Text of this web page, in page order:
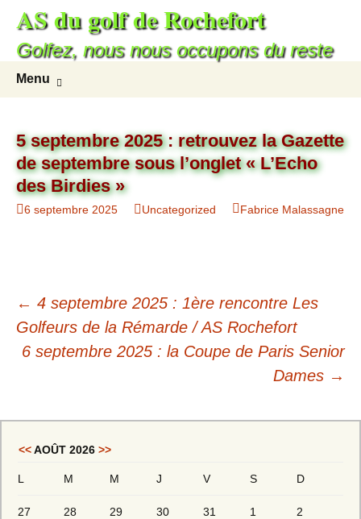
contenu
AS du golf de Rochefort
Golfez, nous nous occupons du reste
Menu
5 septembre 2025 : retrouvez la Gazette
de septembre sous l’onglet « L’Echo
des Birdies »
6 septembre 2025 Uncategorized Fabrice Malassagne
Navigation
des
articles
← 4 septembre 2025 : 1ère rencontre Les
Golfeurs de la Rémarde / AS Rochefort
6 septembre 2025 : la Coupe de Paris Senior
Dames →
<<AOÛT 2026 >>
L M M J V S D
27 28 29 30 31 1 2